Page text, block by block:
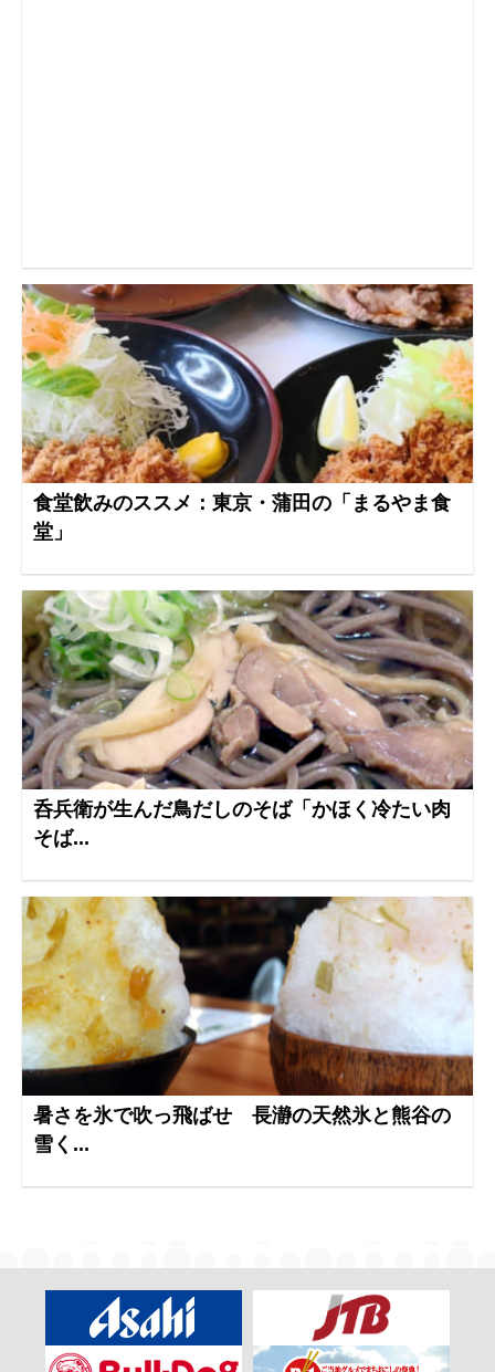
食堂飲みのススメ：東京・蒲田の「まるやま食
堂」
呑兵衛が生んだ鳥だしのそば「かほく冷たい肉
そば...
暑さを氷で吹っ飛ばせ 長瀞の天然氷と熊谷の
雪く...